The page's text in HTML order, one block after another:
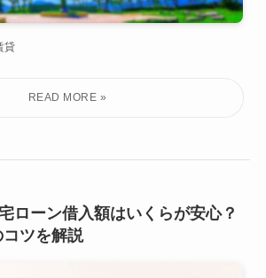
貸
ローン借入額はいくらが安心？
ツを解説